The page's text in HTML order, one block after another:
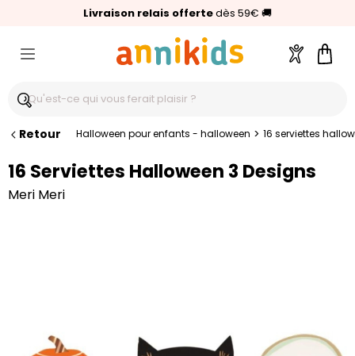
Livraison relais offertedès 59€ 🚚
🥇Palmarès Capital 2025 :Annikids N°1
⭐⭐⭐⭐⭐4,6/5(24 000 avis clients)
Compte
Retour Halloween pour enfants - halloween > 16 serviettes
16 Serviettes Halloween 3 Designs
Meri Meri